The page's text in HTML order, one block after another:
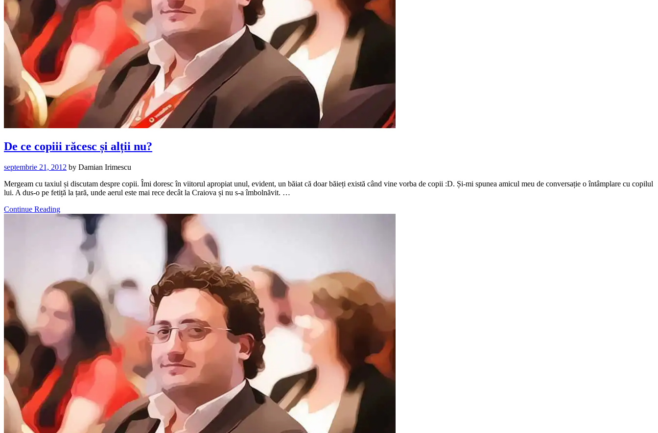
De ce copiii răcesc și alții nu?
septembrie 21, 2012 by Damian Irimescu
Mergeam cu taxiul și discutam despre copii. Îmi doresc în viitorul apropiat unul, evident, un băiat că doar băieți există când vine vorba de copii :D. Și-mi spunea amicul meu de conversație o întâmplare cu copilul
lui. A dus-o pe fetiță la țară, unde aerul este mai rece decât la Craiova și nu s-a îmbolnăvit. …
Continue Reading